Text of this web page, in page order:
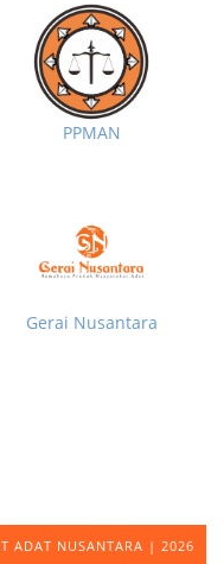
PPMAN
Gerai Nusantara
ADAT NUSANTARA | 2026